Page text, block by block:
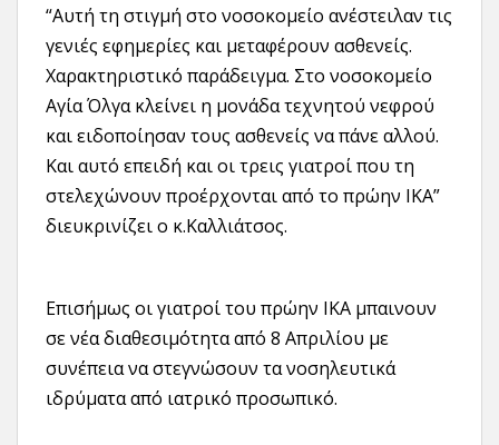
“Αυτή τη στιγμή στο νοσοκομείο ανέστειλαν τις
γενιές εφημερίες και μεταφέρουν ασθενείς.
Χαρακτηριστικό παράδειγμα. Στο νοσοκομείο
Αγία Όλγα κλείνει η μονάδα τεχνητού νεφρού
και ειδοποίησαν τους ασθενείς να πάνε αλλού.
Και αυτό επειδή και οι τρεις γιατροί που τη
στελεχώνουν προέρχονται από το πρώην ΙΚΑ”
διευκρινίζει ο κ.Καλλιάτσος.
Επισήμως οι γιατροί του πρώην ΙΚΑ μπαινουν
σε νέα διαθεσιμότητα από 8 Απριλίου με
συνέπεια να στεγνώσουν τα νοσηλευτικά
ιδρύματα από ιατρικό προσωπικό.